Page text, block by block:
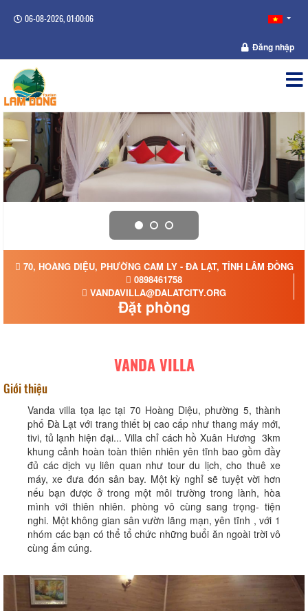
06-08-2026, 01:00:06
Đăng nhập
70, HOÀNG DIỆU, PHƯỜNG CAM LY - ĐÀ LẠT, TỈNH LÂM ĐỒNG
0898461758
VANDAVILLA@DALATCITY.ORG
Đặt phòng
VANDA VILLA
Giới thiệu
Vanda villa tọa lạc tại 70 Hoàng Diệu, phường 5, thành
phố Đà Lạt với trang thiết bị cao cấp như thang máy mới,
tivi, tủ lạnh hiện đại... Villa chỉ cách hồ Xuân Hương 3km
khung cảnh hoàn toàn thiên nhiên yên tĩnh bao gồm đầy
đủ các dịch vụ liên quan như tour du lịch, cho thuê xe
máy, xe đưa đón sân bay. Một kỳ nghỉ sẽ tuyệt vời hơn
nếu bạn được ở trong một môi trường trong lành, hòa
mình với thiên nhiên. phòng vô cùng sang trọng- tiện
nghi. Một không gian sân vườn lãng mạn, yên tĩnh , với 1
nhóm các bạn có thể tổ chức những buổi ăn ngoài trời vô
cùng ấm cúng.